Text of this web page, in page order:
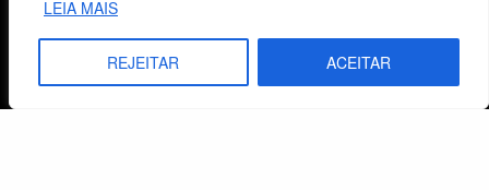
LEIA MAIS
REJEITAR ACEITAR
Termos e Condições
Centro de Estudos Bíblicos